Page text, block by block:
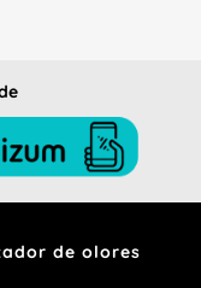
de olores